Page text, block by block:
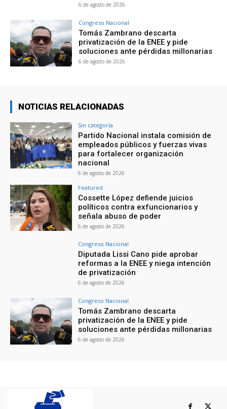
6 de agosto de 2026
Congreso Nacional
Tomás Zambrano descarta
privatización de la ENEE y pide
soluciones ante pérdidas millonarias
6 de agosto de 2026
NOTICIAS RELACIONADAS
Sin categoría
Partido Nacional instala comisión de
empleados públicos y fuerzas vivas
para fortalecer organización
nacional
6 de agosto de 2026
Featured
Cossette López defiende juicios
políticos contra exfuncionarios y
señala abuso de poder
6 de agosto de 2026
Congreso Nacional
Diputada Lissi Cano pide aprobar
reformas a la ENEE y niega intención
de privatización
6 de agosto de 2026
Congreso Nacional
Tomás Zambrano descarta
privatización de la ENEE y pide
soluciones ante pérdidas millonarias
6 de agosto de 2026